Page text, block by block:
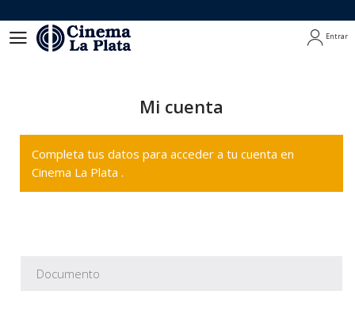
Entrar
Mi cuenta
Completa tus datos para acceder a tu cuenta en
Cinema La Plata .